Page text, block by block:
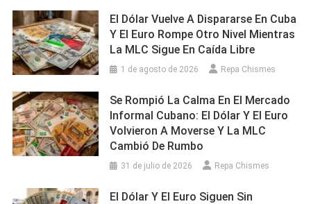
El Dólar Vuelve A Dispararse En Cuba
Y El Euro Rompe Otro Nivel Mientras
La MLC Sigue En Caída Libre
1 de agosto de 2026 Repa Chismes
Se Rompió La Calma En El Mercado
Informal Cubano: El Dólar Y El Euro
Volvieron A Moverse Y La MLC
Cambió De Rumbo
31 de julio de 2026 Repa Chismes
El Dólar Y El Euro Siguen Sin